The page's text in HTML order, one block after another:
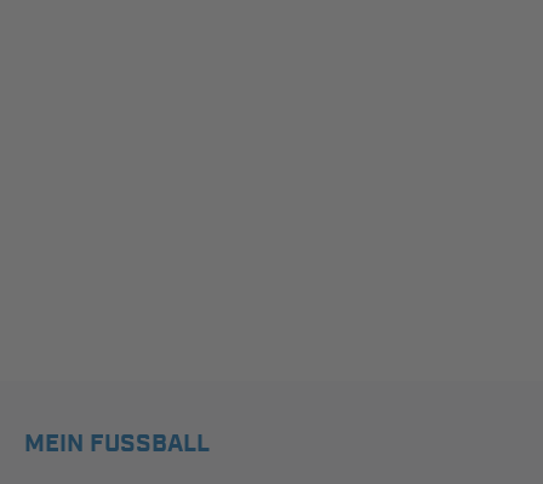
MEIN FUSSBALL